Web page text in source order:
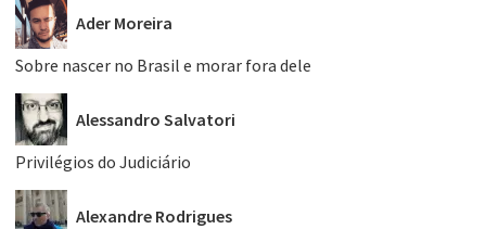
Ader Moreira
Sobre nascer no Brasil e morar fora dele
Alessandro Salvatori
Privilégios do Judiciário
Alexandre Rodrigues